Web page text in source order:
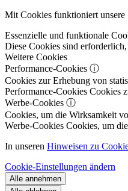
Mit Cookies funktioniert unsere
Essenzielle und funktionale
Diese Cookies sind
Weitere Cookies
Performance-Cookies ⓘ
Cookies zur Erhebung von
Performance-Cookies Cookies
Werbe-Cookies ⓘ
Cookies, um die Wirksamkeit
Werbe-Cookies Cookies, um
In unseren Hinweisen zu
Cookie-Einstellungen ändern
Alle annehmen